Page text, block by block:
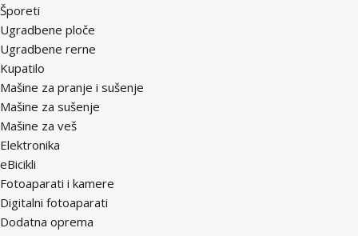
Šporeti
Ugradbene ploče
Ugradbene rerne
Kupatilo
Mašine za pranje i sušenje
Mašine za sušenje
Mašine za veš
Elektronika
eBicikli
Fotoaparati i kamere
Digitalni fotoaparati
Dodatna oprema